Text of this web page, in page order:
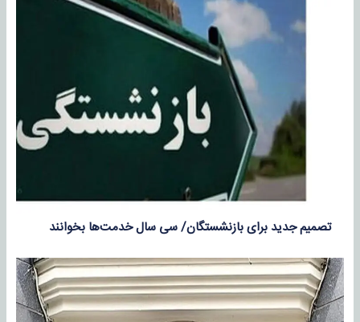
تصمیم جدید برای بازنشستگان/ سی سال خدمت‌ها بخوانند